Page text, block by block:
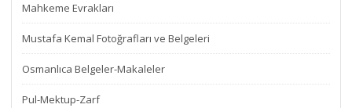
Mahkeme Evrakları
Mustafa Kemal Fotoğrafları ve Belgeleri
Osmanlıca Belgeler-Makaleler
Pul-Mektup-Zarf